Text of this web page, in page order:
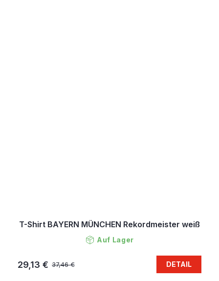
T-Shirt BAYERN MÜNCHEN Rekordmeister weiß
Auf Lager
37,46 €
29,13 € DETAIL